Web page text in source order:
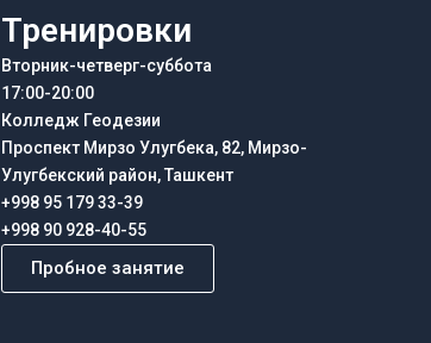
Тренировки
Вторник-четверг-суббота
17:00-20:00
Колледж Геодезии
Проспект Мирзо Улугбека, 82, Мирзо-
Улугбекский район, Ташкент
+998 95 179 33-39
+998 90 928-40-55
Пробное занятие